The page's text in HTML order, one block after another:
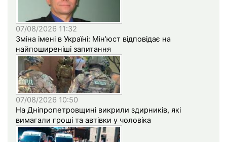
07/08/2026 11:32
Зміна імені в Україні: Мін’юст відповідає на
найпоширеніші запитання
07/08/2026 10:50
На Дніпропетровщині викрили здирників, які
вимагали гроші та автівки у чоловіка